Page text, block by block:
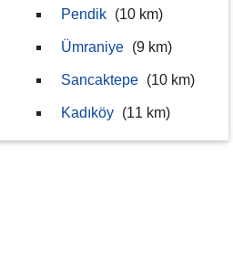
Pendik (10 km)
Ümraniye (9 km)
Sancaktepe (10 km)
Kadıköy (11 km)